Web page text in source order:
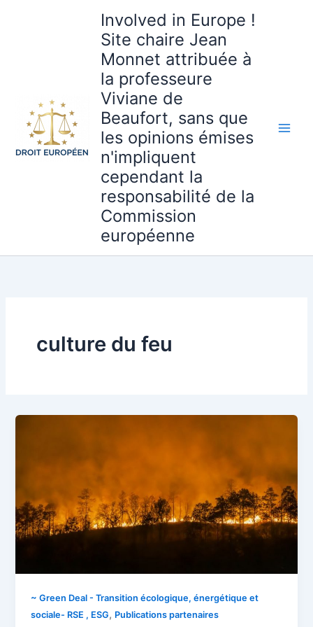
Involved in Europe !
Site chaire Jean
Monnet attribuée à
la professeure
Viviane de
Beaufort, sans que
les opinions émises
n'impliquent
cependant la
responsabilité de la
Commission
européenne
culture du feu
~ Green Deal - Transition écologique, énergétique et
sociale- RSE , ESG, Publications partenaires